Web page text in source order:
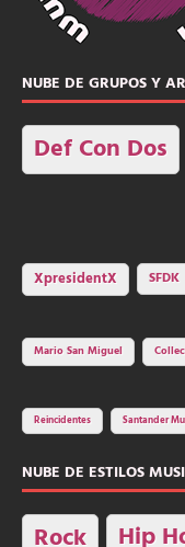
NUBE DE GRUPOS Y
Def Con Dos
XpresidentX SFDK
Mario San Miguel
Reincidentes Santander
NUBE DE ESTILOS
Rock Hip